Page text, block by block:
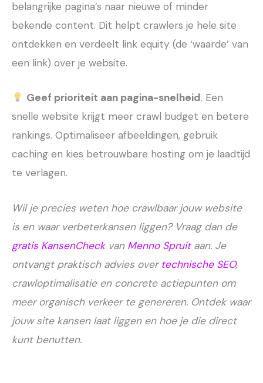
belangrijke pagina’s naar nieuwe of minder
bekende content. Dit helpt crawlers je hele site
ontdekken en verdeelt link equity (de ‘waarde’ van
een link) over je website.
Geef prioriteit aan pagina-snelheid. Een
snelle website krijgt meer crawl budget en betere
rankings. Optimaliseer afbeeldingen, gebruik
caching en kies betrouwbare hosting om je laadtijd
te verlagen.
Wil je precies weten hoe crawlbaar jouw website
is en waar verbeterkansen liggen? Vraag dan de
gratis KansenCheckvan Menno Spruitaan. Je
ontvangt praktisch advies over technische SEO,
crawloptimalisatie en concrete actiepunten om
meer organisch verkeer te genereren. Ontdek waar
jouw site kansen laat liggen en hoe je die direct
kunt benutten.